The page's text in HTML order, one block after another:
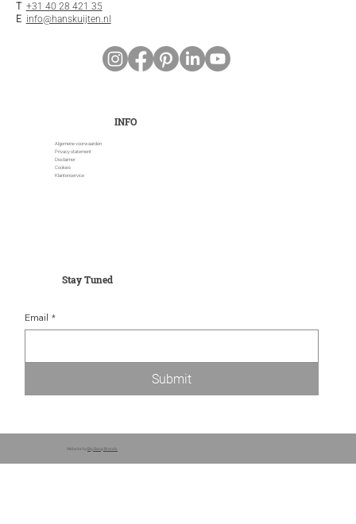
INFO
Algemene voorwaarden
Privacy statement
Disclaimer
Cookies
Klantenservice
T +31 40 28 421 35
E info@hanskuijten.nl
Stay Tuned
Email *
Submit
Website byBig Bang Brands